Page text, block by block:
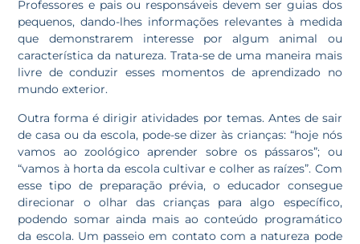
Professores e pais ou responsáveis devem ser guias dos
pequenos, dando-lhes informações relevantes à medida
que demonstrarem interesse por algum animal ou
característica da natureza. Trata-se de uma maneira mais
livre de conduzir esses momentos de aprendizado no
mundo exterior.
Outra forma é dirigir atividades por temas. Antes de sair
de casa ou da escola, pode-se dizer às crianças: “hoje nós
vamos ao zoológico aprender sobre os pássaros”; ou
“vamos à horta da escola cultivar e colher as raízes”. Com
esse tipo de preparação prévia, o educador consegue
direcionar o olhar das crianças para algo específico,
podendo somar ainda mais ao conteúdo programático
da escola. Um passeio em contato com a natureza pode